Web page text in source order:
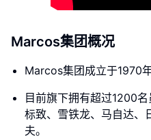
Marcos集团概况
Marcos集团成立于1970
目前旗下拥有超过1200
标致、雪铁龙、马自达、
夫。